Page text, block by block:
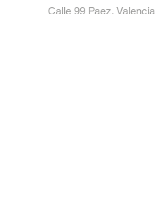
Calle 99 Paez, Valencia